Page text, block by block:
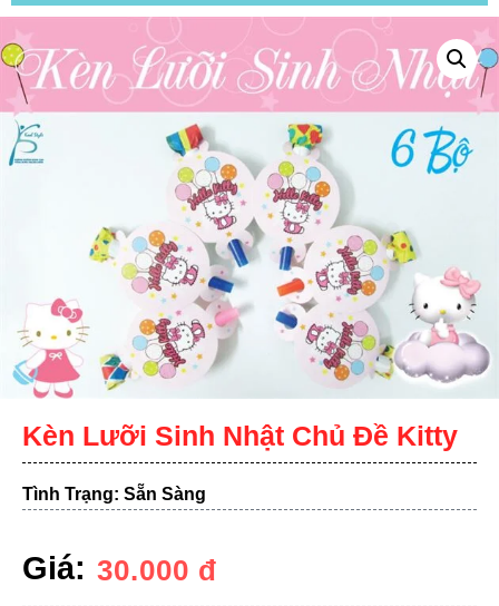
Kèn Lưỡi Sinh Nhật Chủ Đề Kitty
Tình Trạng: Sẵn Sàng
Giá: 30.000 đ